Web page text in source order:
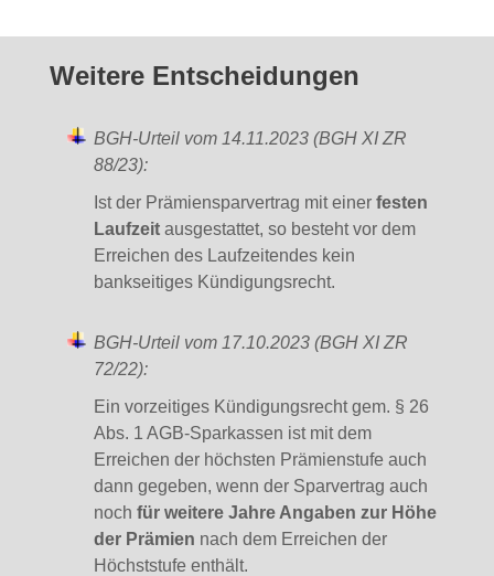
Weitere Entscheidungen
BGH-Urteil vom 14.11.2023 (BGH XI ZR
88/23):
Ist der Prämiensparvertrag mit einer festen
Laufzeit ausgestattet, so besteht vor dem
Erreichen des Laufzeitendes kein
bankseitiges Kündigungsrecht.
BGH-Urteil vom 17.10.2023 (BGH XI ZR
72/22):
Ein vorzeitiges Kündigungsrecht gem. § 26
Abs. 1 AGB-Sparkassen ist mit dem
Erreichen der höchsten Prämienstufe auch
dann gegeben, wenn der Sparvertrag auch
noch für weitere Jahre Angaben zur Höhe
der Prämien nach dem Erreichen der
Höchststufe enthält.